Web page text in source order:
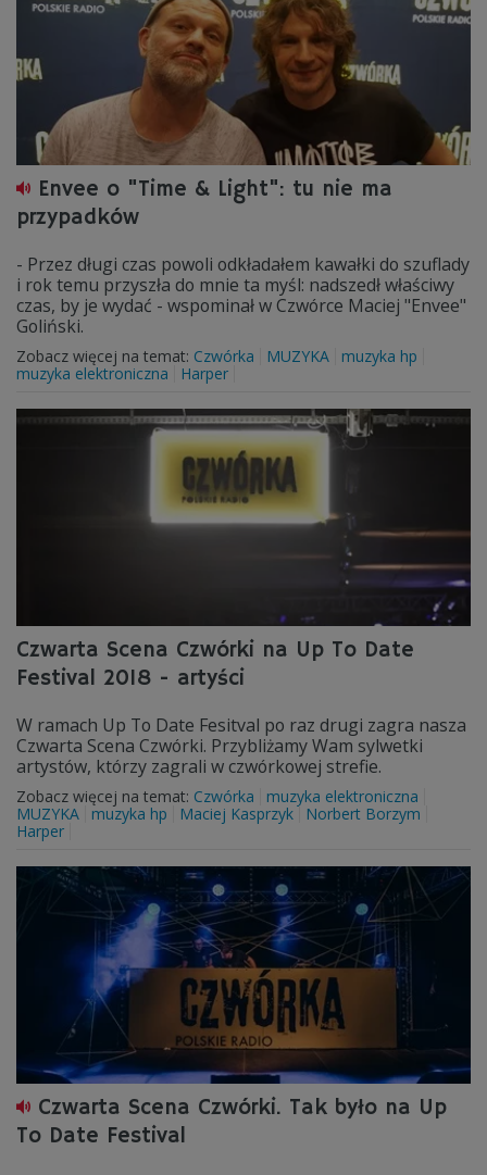
Envee o "Time & Light": tu nie ma
przypadków
- Przez długi czas powoli odkładałem kawałki do szuflady
i rok temu przyszła do mnie ta myśl: nadszedł właściwy
czas, by je wydać - wspominał w Czwórce Maciej "Envee"
Goliński.
Zobacz więcej na temat: Czwórka MUZYKA
muzyka hp
muzyka elektroniczna
Harper
Czwarta Scena Czwórki na Up To Date
Festival 2018 - artyści
W ramach Up To Date Fesitval po raz drugi zagra nasza
Czwarta Scena Czwórki. Przybliżamy Wam sylwetki
artystów, którzy zagrali w czwórkowej strefie.
Zobacz więcej na temat: Czwórka
muzyka elektroniczna
MUZYKA
muzyka hp Maciej Kasprzyk
Norbert Borzym
Harper
Czwarta Scena Czwórki. Tak było na Up
To Date Festival